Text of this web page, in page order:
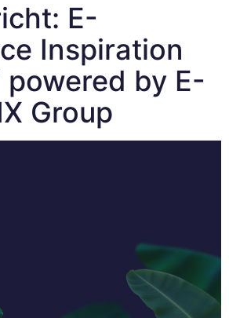
E-
Inspiration
by E-
Group